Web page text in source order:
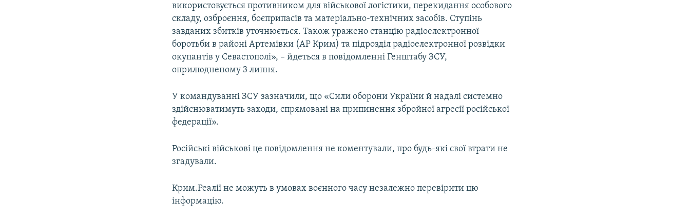
використовується противником для військової логістики, перекидання особового
складу, озброєння, боєприпасів та матеріально-технічних засобів. Ступінь
завданих збитків уточнюється. Також уражено станцію радіоелектронної
боротьби в районі Артемівки (АР Крим) та підрозділ радіоелектронної розвідки
окупантів у Севастополі», – йдеться в повідомленні Генштабу ЗСУ,
оприлюдненому 3 липня.
У командуванні ЗСУ зазначили, що «Сили оборони України й надалі системно
здійснюватимуть заходи, спрямовані на припинення збройної агресії російської
федерації».
Російські військові це повідомлення не коментували, про будь-які свої втрати не
згадували.
Крим.Реалії не можуть в умовах воєнного часу незалежно перевірити цю
інформацію.